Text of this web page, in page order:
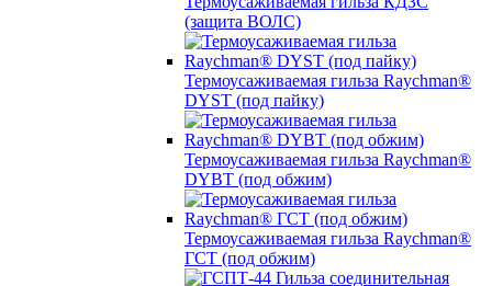
(защита ВОЛС)
Термоусаживаемая гильза Raychman®
DYST (под пайку)
Термоусаживаемая гильза Raychman®
DYBT (под обжим)
Термоусаживаемая гильза Raychman®
ГСТ (под обжим)